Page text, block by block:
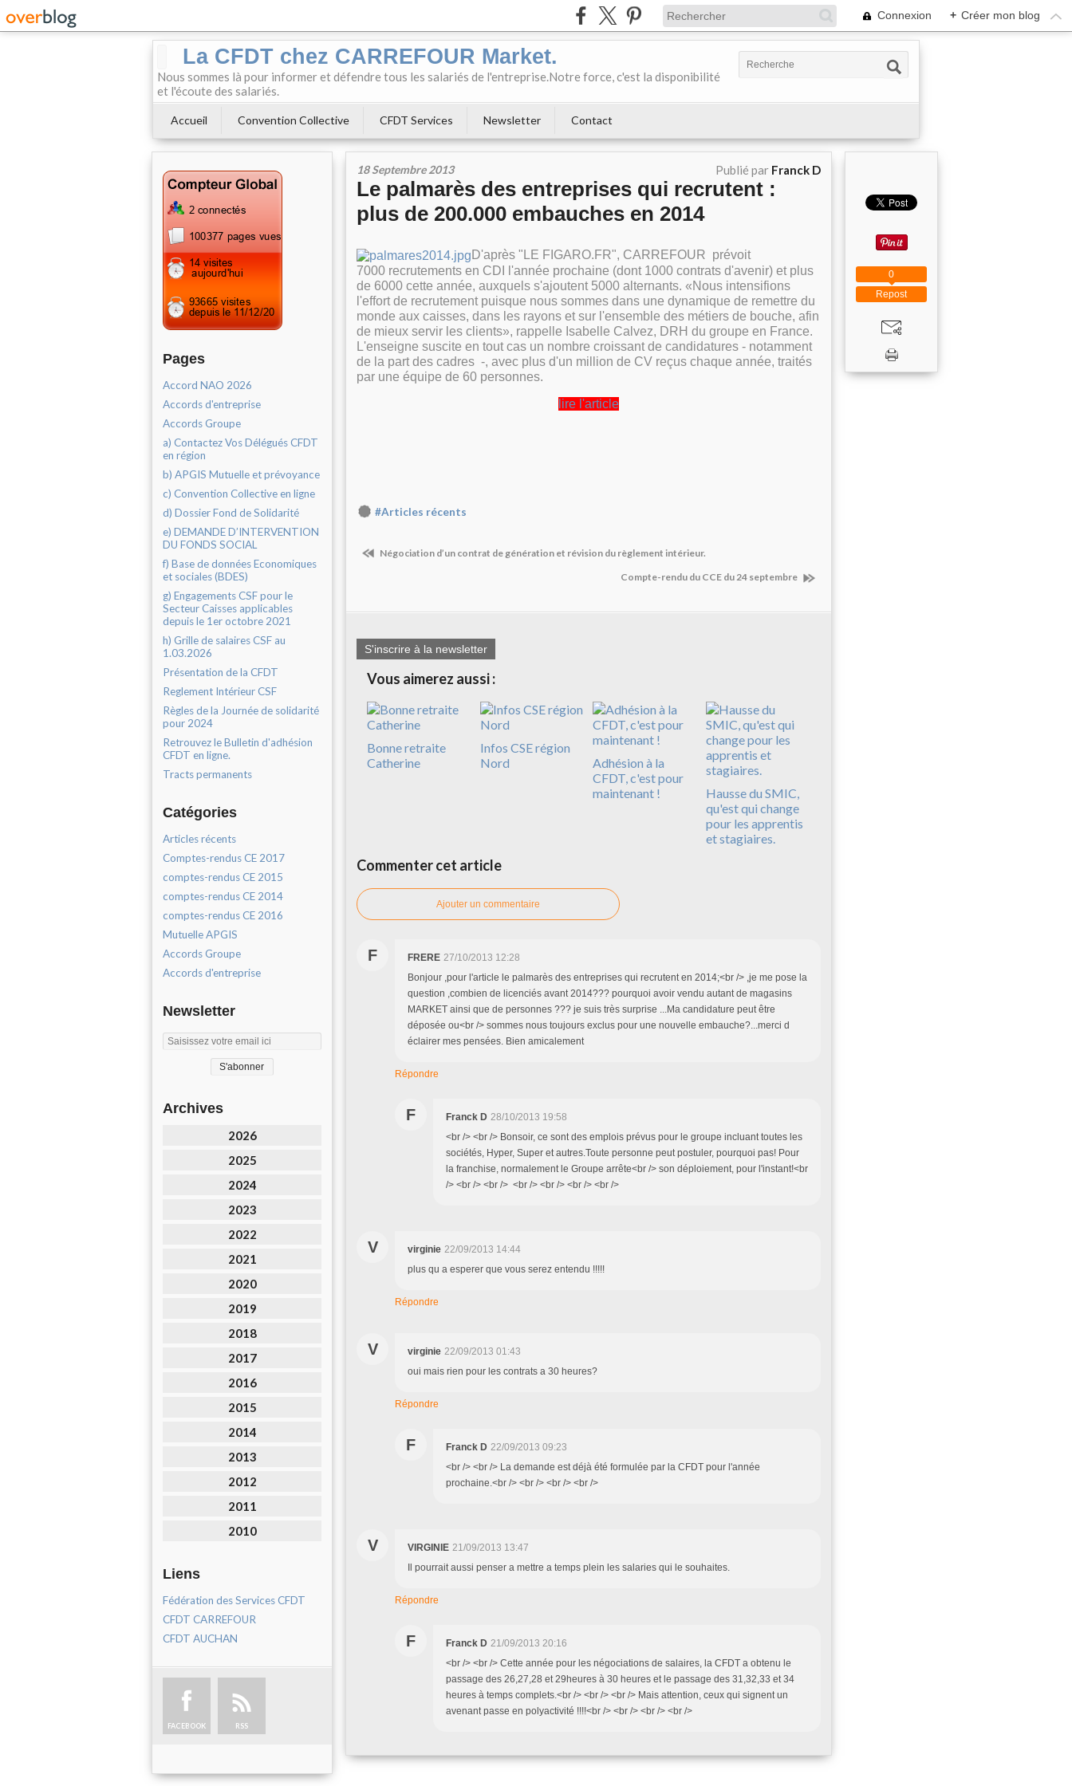
Connexion + Créer mon blog
La CFDT chez CARREFOUR Market.
Nous sommes là pour informer et défendre tous les salariés de l'entreprise.Notre force, c'est la disponibilité
et l'écoute des salariés.
Accueil Convention Collective CFDT Services Newsletter Contact
Pages
Accord NAO 2026
Accords d'entreprise
Accords Groupe
a) Contactez Vos Délégués CFDT
en région
b) APGIS Mutuelle et prévoyance
c) Convention Collective en ligne
d) Dossier Fond de Solidarité
e) DEMANDE D’INTERVENTION
DU FONDS SOCIAL
f) Base de données Economiques
et sociales (BDES)
g) Engagements CSF pour le
Secteur Caisses applicables
depuis le 1er octobre 2021
h) Grille de salaires CSF au
1.03.2026
Présentation de la CFDT
Reglement Intérieur CSF
Règles de la Journée de solidarité
pour 2024
Retrouvez le Bulletin d'adhésion
CFDT en ligne.
Tracts permanents
Catégories
Articles récents
Comptes-rendus CE 2017
comptes-rendus CE 2015
comptes-rendus CE 2014
comptes-rendus CE 2016
Mutuelle APGIS
Accords Groupe
Accords d'entreprise
Newsletter
Archives
2026
2025
2024
2023
2022
2021
2020
2019
2018
2017
2016
2015
2014
2013
2012
2011
2010
Liens
Fédération des Services CFDT
CFDT CARREFOUR
CFDT AUCHAN
FACEBOOK RSS
18 Septembre 2013 Publié par Franck D
Le palmarès des entreprises qui recrutent :
plus de 200.000 embauches en 2014
D'après "LE FIGARO.FR", CARREFOUR prévoit
7000 recrutements en CDI l'année prochaine (dont 1000 contrats d'avenir) et plus
de 6000 cette année, auxquels s'ajoutent 5000 alternants. «Nous intensifions
l'effort de recrutement puisque nous sommes dans une dynamique de remettre du
monde aux caisses, dans les rayons et sur l'ensemble des métiers de bouche, afin
de mieux servir les clients», rappelle Isabelle Calvez, DRH du groupe en France.
L'enseigne suscite en tout cas un nombre croissant de candidatures - notamment
de la part des cadres -, avec plus d'un million de CV reçus chaque année, traités
par une équipe de 60 personnes.
lire l'article
#Articles récents
Négociation d’un contrat de génération et révision du règlement intérieur.
Compte-rendu du CCE du 24 septembre
S'inscrire à la newsletter
Vous aimerez aussi :
Bonne retraite
Catherine
Infos CSE région
Nord
Adhésion à la
CFDT, c'est pour
maintenant !
Hausse du SMIC,
qu'est qui change
pour les apprentis
et stagiaires.
Commenter cet article
Ajouter un commentaire
F FRERE 27/10/2013 12:28
Bonjour ,pour l'article le palmarès des entreprises qui recrutent en 2014;<br /> ,je me pose la
question ,combien de licenciés avant 2014??? pourquoi avoir vendu autant de magasins
MARKET ainsi que de personnes ??? je suis très surprise ...Ma candidature peut être
déposée ou<br /> sommes nous toujours exclus pour une nouvelle embauche?...merci d
éclairer mes pensées. Bien amicalement
Répondre
F Franck D 28/10/2013 19:58
<br /> <br /> Bonsoir, ce sont des emplois prévus pour le groupe incluant toutes les
sociétés, Hyper, Super et autres.Toute personne peut postuler, pourquoi pas! Pour
la franchise, normalement le Groupe arrête<br /> son déploiement, pour l'instant!<br
/> <br /> <br /> <br /> <br /> <br /> <br />
V virginie 22/09/2013 14:44
plus qu a esperer que vous serez entendu !!!!!
Répondre
V virginie 22/09/2013 01:43
oui mais rien pour les contrats a 30 heures?
Répondre
F Franck D 22/09/2013 09:23
<br /> <br /> La demande est déjà été formulée par la CFDT pour l'année
prochaine.<br /> <br /> <br /> <br />
V VIRGINIE 21/09/2013 13:47
Il pourrait aussi penser a mettre a temps plein les salaries qui le souhaites.
Répondre
F Franck D 21/09/2013 20:16
<br /> <br /> Cette année pour les négociations de salaires, la CFDT a obtenu le
passage des 26,27,28 et 29heures à 30 heures et le passage des 31,32,33 et 34
heures à temps complets.<br /> <br /> <br /> Mais attention, ceux qui signent un
avenant passe en polyactivité !!!!<br /> <br /> <br /> <br />
Repost
0